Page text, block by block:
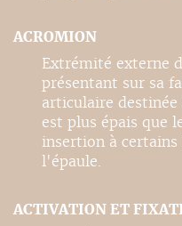
ACROMION
Extrémité externe
présentant sur sa
articulaire
est plus épais que
insertion à
l'épaule.
ACTIVATION ET